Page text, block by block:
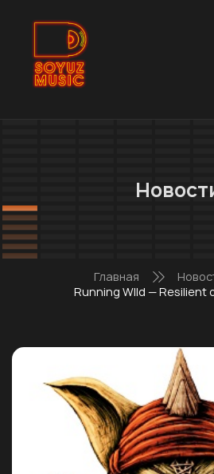
Главная
Running WIld — Resilient